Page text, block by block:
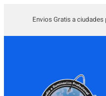
Envios Gratis a